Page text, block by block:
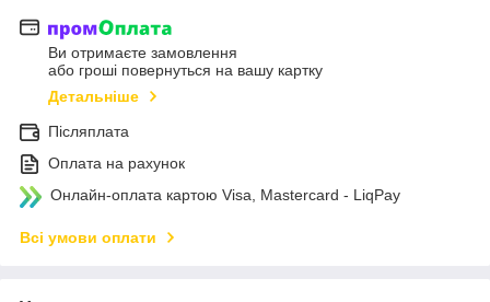
Ви отримаєте замовлення
або гроші повернуться на вашу картку
Детальніше
Післяплата
Оплата на рахунок
Онлайн-оплата картою Visa, Mastercard - LiqPay
Всі умови оплати